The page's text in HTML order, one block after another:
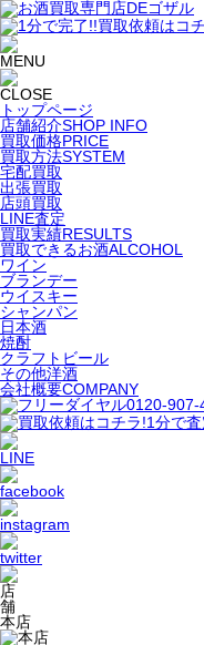
トップページ
店舗紹介SHOP INFO
買取価格PRICE
買取方法SYSTEM
宅配買取
出張買取
店頭買取
LINE査定
買取実績RESULTS
買取できるお酒ALCOHOL
ワイン
ブランデー
ウイスキー
シャンパン
日本酒
焼酎
クラフトビール
その他洋酒
会社概要COMPANY
本店